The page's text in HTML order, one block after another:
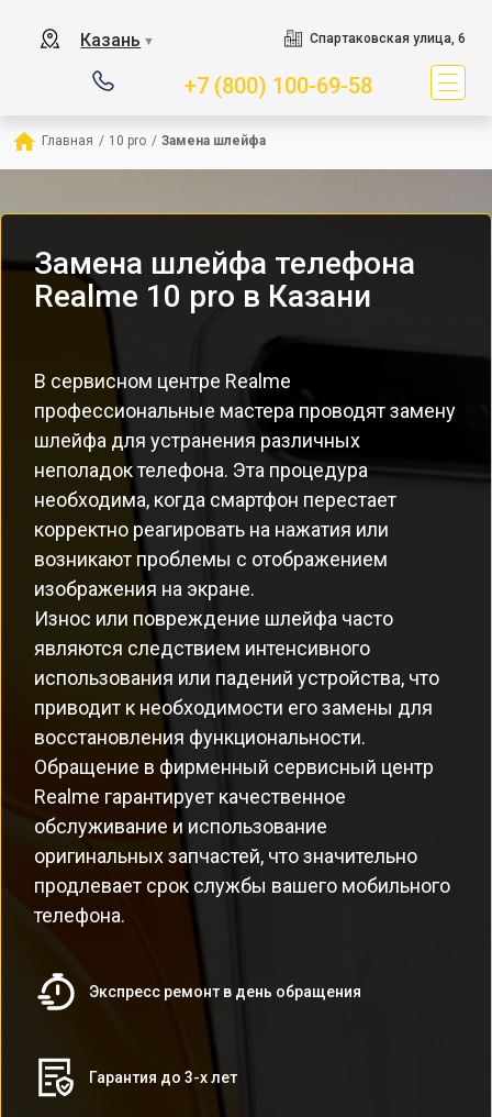
Казань ▼ Спартаковская улица, 6
+7 (800) 100-69-58
Главная / 10 pro / Замена шлейфа
Замена шлейфа телефона
Realme 10 pro в Казани
В сервисном центре Realme
профессиональные мастера проводят замену
шлейфа для устранения различных
неполадок телефона. Эта процедура
необходима, когда смартфон перестает
корректно реагировать на нажатия или
возникают проблемы с отображением
изображения на экране.
Износ или повреждение шлейфа часто
являются следствием интенсивного
использования или падений устройства, что
приводит к необходимости его замены для
восстановления функциональности.
Обращение в фирменный сервисный центр
Realme гарантирует качественное
обслуживание и использование
оригинальных запчастей, что значительно
продлевает срок службы вашего мобильного
телефона.
Экспресс ремонт в день обращения
Гарантия до 3-х лет